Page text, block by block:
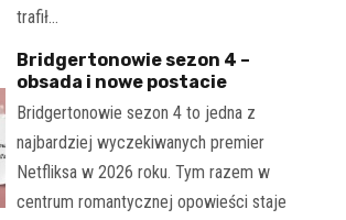
trafił…
Bridgertonowie sezon 4 –
obsada i nowe postacie
Bridgertonowie sezon 4 to jedna z
najbardziej wyczekiwanych premier
Netfliksa w 2026 roku. Tym razem w
centrum romantycznej opowieści staje